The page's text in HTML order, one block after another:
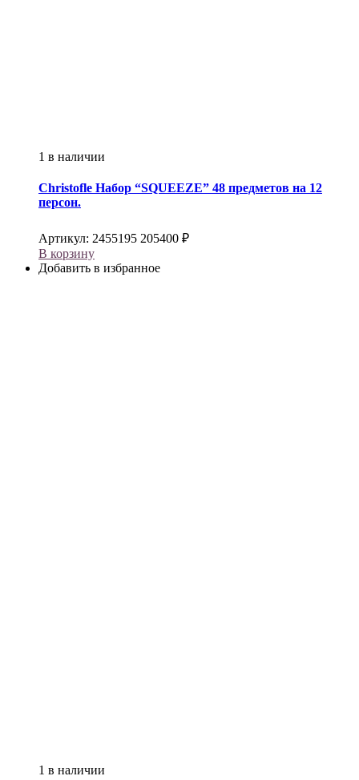
1 в наличии
Christofle Набор “SQUEEZE” 48 предметов на 12
персон.
Артикул: 2455195 205400 ₽
В корзину
Добавить в избранное
1 в наличии